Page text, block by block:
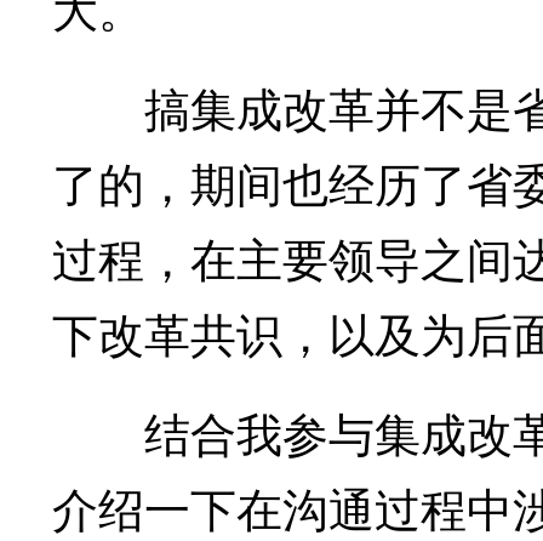
搞集成改革并不是
了的，期间也经历了省
过程，在主要领导之间
下改革共识，以及为后
结合我参与集成改
介绍一下在沟通过程中